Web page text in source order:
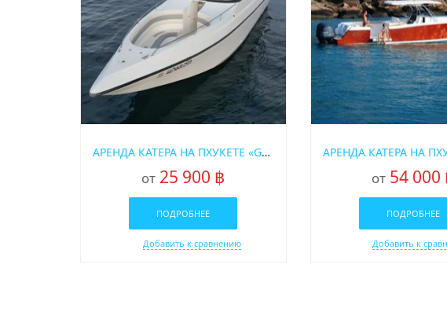
АРЕНДА КАТЕРА НА ПХУКЕТЕ «GAMBIT»
от 25 900 ฿
ПОДРОБНЕЕ
Добавить к сравнению
от 54 000
ПОДРОБНЕЕ
Добавить к